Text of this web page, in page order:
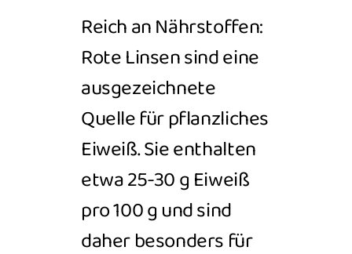
Reich an Nährstoffen:
Rote Linsen sind eine
ausgezeichnete
Quelle für pflanzliches
Eiweiß. Sie enthalten
etwa 25-30 g Eiweiß
pro 100 g und sind
daher besonders für